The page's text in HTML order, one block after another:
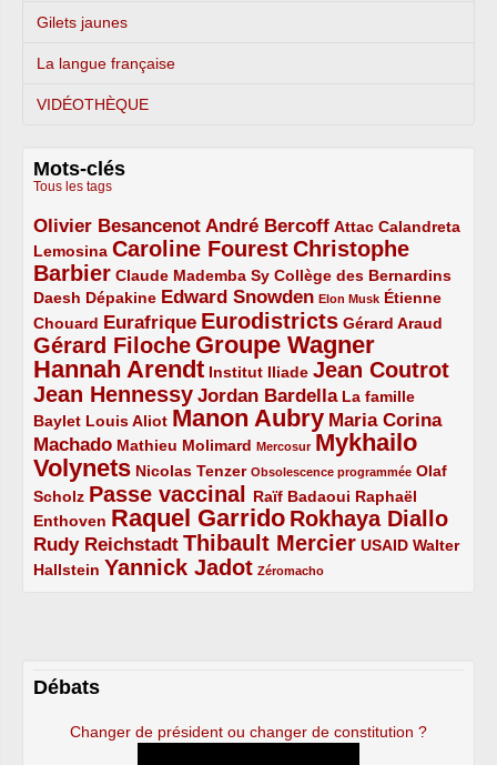
Gilets jaunes
La langue française
VIDÉOTHÈQUE
Mots-clés
Tous les tags
Olivier Besancenot
3/5 André Bercoff
3/5 Attac
2/5
Calandreta
Lemosina
2/5 Caroline Fourest
4/5
Christophe
Barbier
4/5 Claude Mademba Sy
2/5 Collège des Bernardins
2/5
Daesh
2/5 Dépakine
2/5 Edward Snowden
3/5 Elon Musk
1/5
Étienne
Chouard
2/5 Eurafrique
3/5 Eurodistricts
4/5 Gérard Araud
2/5
Gérard Filoche
4/5 Groupe Wagner
5/5
Hannah Arendt
5/5 Institut Iliade
2/5 Jean Coutrot
4/5
Jean Hennessy
4/5 Jordan Bardella
3/5
La famille
Baylet
2/5 Louis Aliot
2/5 Manon Aubry
5/5
Maria Corina
Machado
3/5 Mathieu Molimard
2/5 Mercosur
1/5
Mykhailo
Volynets
5/5 Nicolas Tenzer
2/5 Obsolescence programmée
1/5
Olaf
Scholz
2/5 Passe vaccinal
4/5 Raïf Badaoui
2/5
Raphaël
Enthoven
2/5 Raquel Garrido
5/5 Rokhaya Diallo
4/5
Rudy Reichstadt
3/5 Thibault Mercier
4/5 USAID
2/5
Walter
Hallstein
2/5 Yannick Jadot
4/5 Zéromacho
1/5
Débats
Changer de président ou changer de constitution ?